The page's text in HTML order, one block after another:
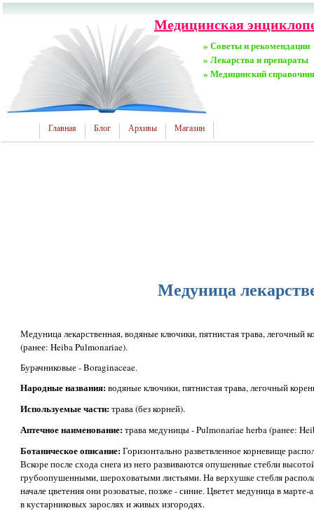
Медицинская
» Советы и рекомендации
» Лекарства и препараты
» Медицинский
Главная Блог Архивы Магазин
Медуница
Медуница лекарственная, водяные ключики, пятнистая трава, легочный
(ранее: Heiba Pulmonariae).
Бурачниковые - Boraginaceae.
Народные названия:водяные ключики, пятнистая трава, легочный
Используемые части:трава (без корней).
Аптечное наименование:трава медуницы - Pulmonariae herba (ранее:
Ботаническое описание:Горизонтально разветвленное корневище
Вскоре после схода снега из него развиваются опушенные стебли
грубоопушенными, шероховатыми листьями. На верхушке стебля
начале цветения они розоватые, позже - синие. Цветет медуница в марте-
в кустарниковых зарослях и живых изгородях.